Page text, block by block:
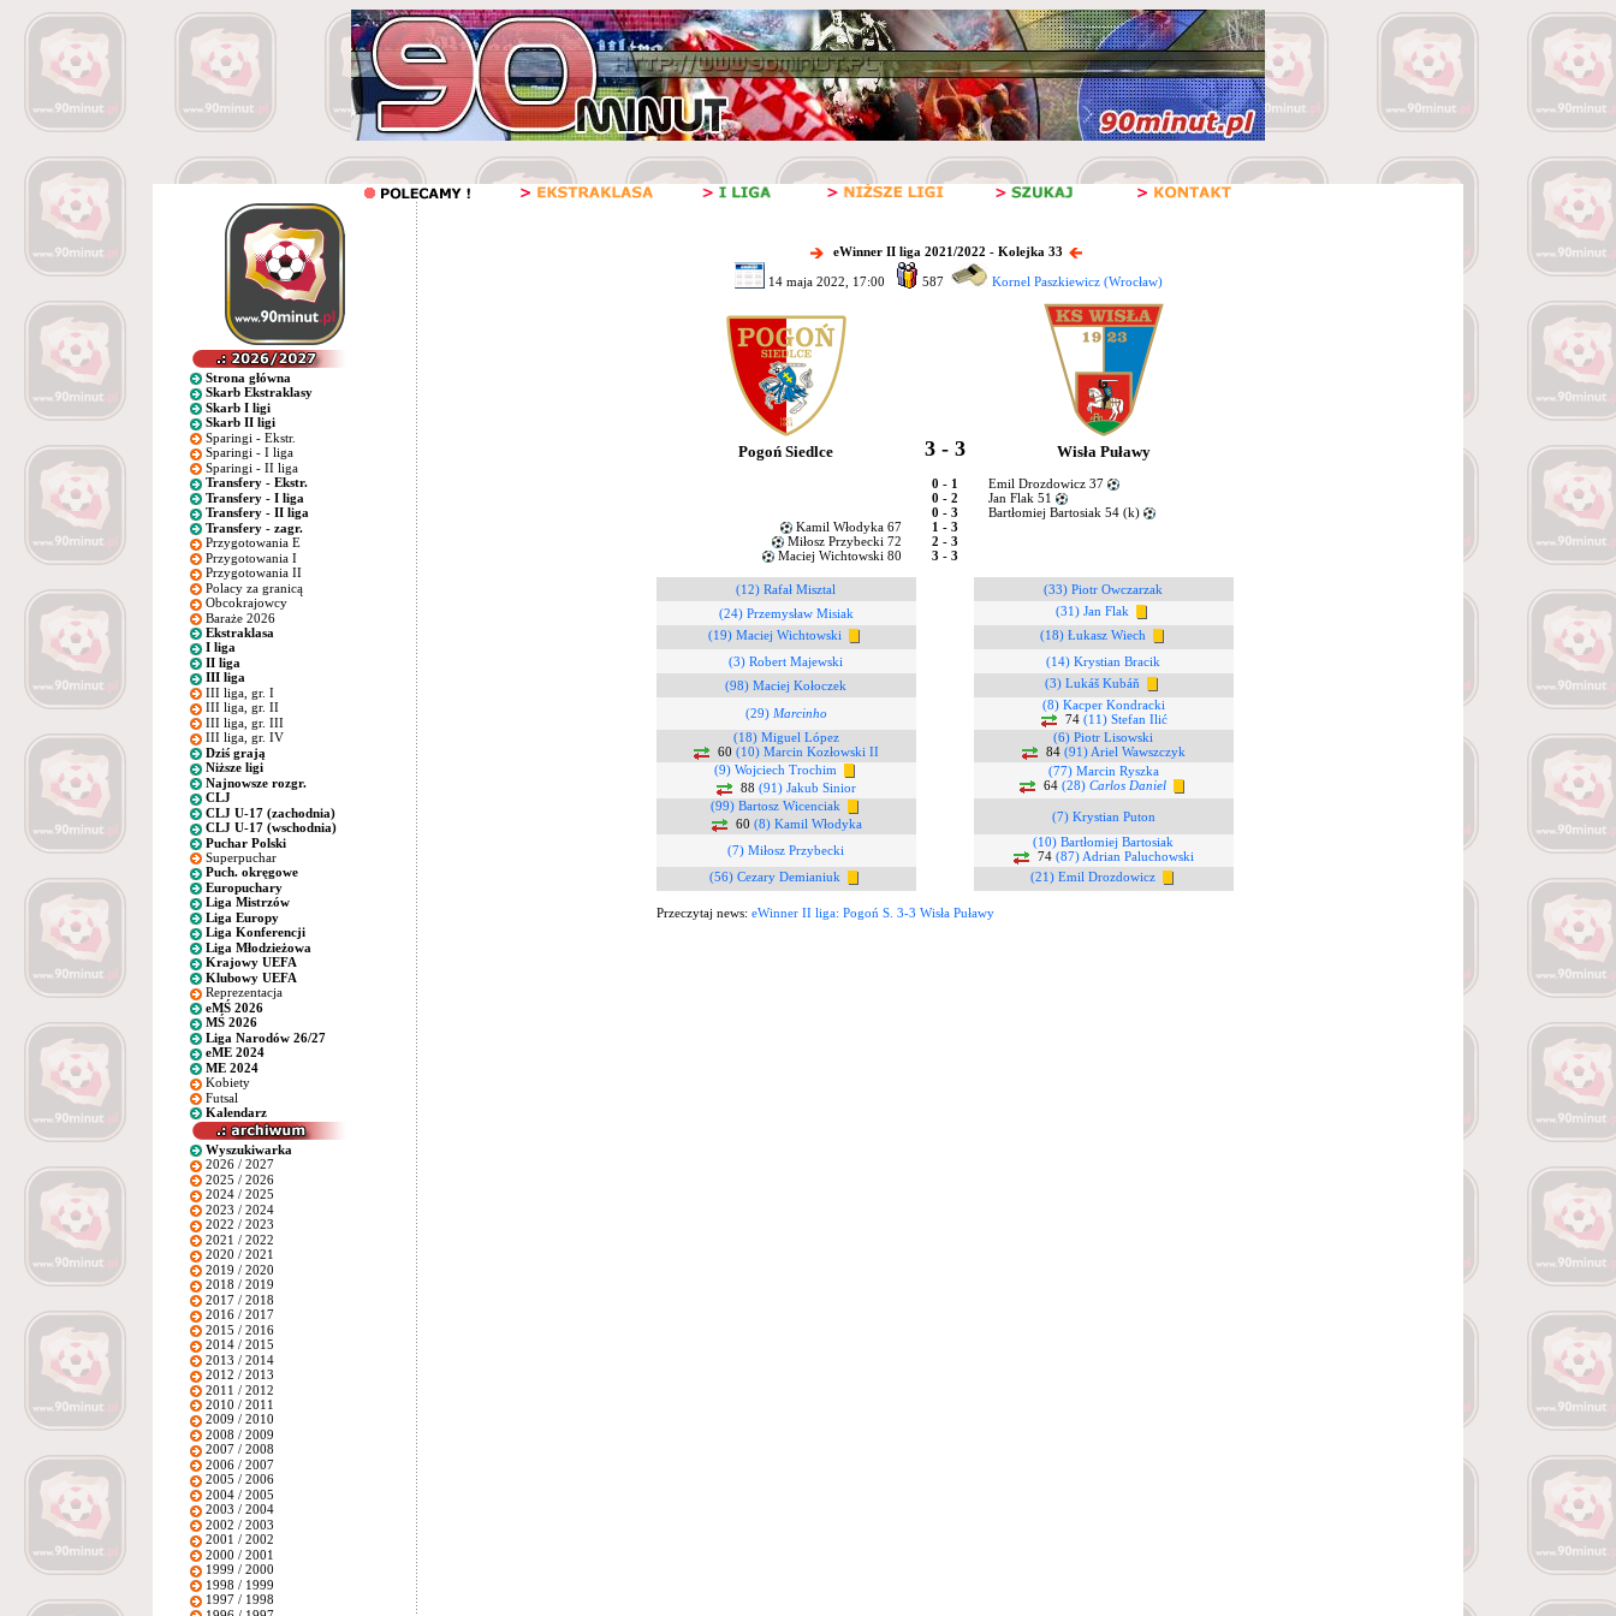
Strona główna
Skarb Ekstraklasy
Skarb I ligi
Skarb II ligi
Sparingi - Ekstr.
Sparingi - I liga
Sparingi - II liga
Transfery - Ekstr.
Transfery - I liga
Transfery - II liga
Transfery - zagr.
Przygotowania E
Przygotowania I
Przygotowania II
Polacy za granicą
Obcokrajowcy
Baraże 2026
Ekstraklasa
I liga
II liga
III liga
III liga, gr. I
III liga, gr. II
III liga, gr. III
III liga, gr. IV
Dziś grają
Niższe ligi
Najnowsze rozgr.
CLJ
CLJ U-17 (zachodnia)
CLJ U-17 (wschodnia)
Puchar Polski
Superpuchar
Puch. okręgowe
Europuchary
Liga Mistrzów
Liga Europy
Liga Konferencji
Liga Młodzieżowa
Krajowy UEFA
Klubowy UEFA
Reprezentacja
eMŚ 2026
MŚ 2026
Liga Narodów 26/27
eME 2024
ME 2024
Kobiety
Futsal
Kalendarz
Wyszukiwarka
2026 / 2027
2025 / 2026
2024 / 2025
2023 / 2024
2022 / 2023
2021 / 2022
2020 / 2021
2019 / 2020
2018 / 2019
2017 / 2018
2016 / 2017
2015 / 2016
2014 / 2015
2013 / 2014
2012 / 2013
2011 / 2012
2010 / 2011
2009 / 2010
2008 / 2009
2007 / 2008
2006 / 2007
2005 / 2006
2004 / 2005
2003 / 2004
2002 / 2003
2001 / 2002
2000 / 2001
1999 / 2000
1998 / 1999
1997 / 1998
eWinner II liga 2021/2022 - Kolejka 33
14 maja 2022, 17:00 587 Kornel Paszkiewicz (Wrocław)
Pogoń Siedlce 3 - 3 Wisła Puławy
0 - 1
Emil Drozdowicz 37
0 - 2
Jan Flak 51
0 - 3
Bartłomiej Bartosiak 54 (k)
Kamil Włodyka 67
1 - 3
Miłosz Przybecki 72
2 - 3
Maciej Wichtowski 80
3 - 3
(12) Rafał Misztal
(33) Piotr Owczarzak
(24) Przemysław Misiak
(31) Jan Flak
(19) Maciej Wichtowski
(18) Łukasz Wiech
(3) Robert Majewski
(14) Krystian Bracik
(98) Maciej Kołoczek
(3) Lukáš Kubáň
(29) Marcinho
(8) Kacper Kondracki
74 (11) Stefan Ilić
(18) Miguel López
60 (10) Marcin Kozłowski II
(6) Piotr Lisowski
84 (91) Ariel Wawszczyk
(9) Wojciech Trochim
88 (91) Jakub Sinior
(77) Marcin Ryszka
64 (28) Carlos Daniel
(99) Bartosz Wicenciak
60 (8) Kamil Włodyka
(7) Krystian Puton
(7) Miłosz Przybecki
(10) Bartłomiej Bartosiak
74 (87) Adrian Paluchowski
(56) Cezary Demianiuk
(21) Emil Drozdowicz
Przeczytaj news: eWinner II liga: Pogoń S. 3-3 Wisła Puławy